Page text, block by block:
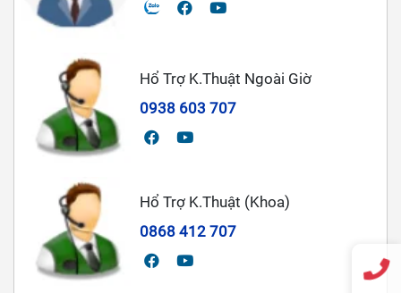
Hổ Trợ K.Thuật Ngoài Giờ
0938 603 707
Hổ Trợ K.Thuật (Khoa)
0868 412 707